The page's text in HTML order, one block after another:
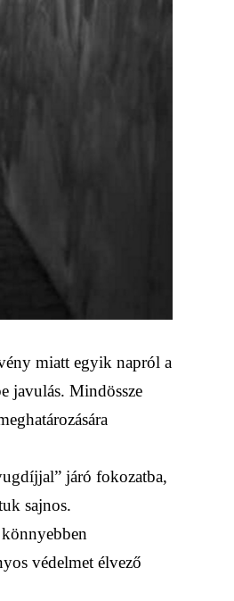
miatt egyik napról a
javulás. Mindössze
járó fokozatba,
sajnos.
védelmet élvező